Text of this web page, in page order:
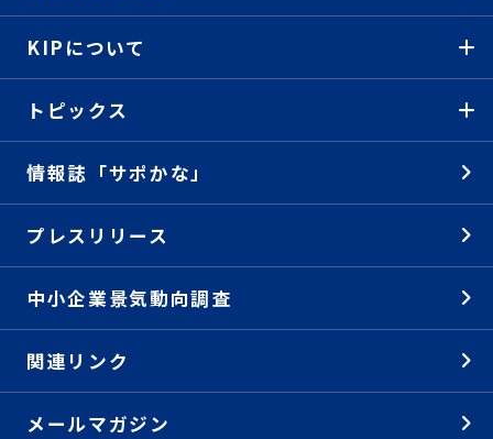
KIPについて
トピックス
情報誌「サポかな」
プレスリリース
中小企業景気動向調査
関連リンク
メールマガジン